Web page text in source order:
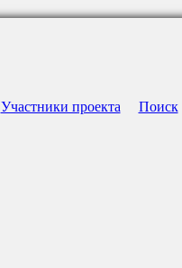
Участники проекта Поиск